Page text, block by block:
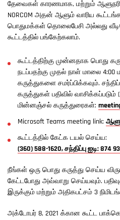
தேவைகள் காரணமாக, மற்றும்
NORCOM அதன் ஆளும் வாரிய
பொதுமக்கள் தொலைபேசி அல்லது
கூட்டத்தில் பங்கேற்கலாம்.
கூட்டத்திற்கு முன்னதாக பொது
நடப்பதற்கு முதல் நாள் மாலை
கருத்துகளை சமர்ப்பிக்கவும்.
கருத்துகள் பதிவில்
மின்னஞ்சல் கருத்துரைகள்:
Microsoft Teams meeting link:
கூட்டத்தில் கேட்க டயல் செய்ய:
(360) 588-1620, சந்திப்பு ஐடி: 874
நீங்கள் ஒரு பொது கருத்து செய்ய
கேட்டபோது அவ்வாறு செய்யவும்.
இருக்கும் மற்றும் அதிகபட்சம் 3
அக்டோபர் 8, 2021 க்கான கூட்ட